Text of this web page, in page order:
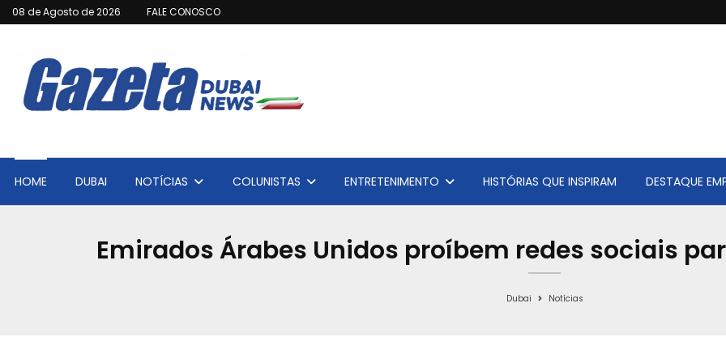
08 de Agosto de 2026 FALE CONOSCO
HOME DUBAI NOTÍCIAS COLUNISTAS ENTRETENIMENTO HISTÓRIAS QUE INSPIRAM DESTAQUE
Emirados Árabes Unidos proíbem redes sociais
Dubai Notícias